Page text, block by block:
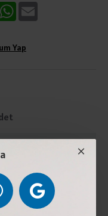
WhatsApp
Yap
peynir kültürü,
içerir.